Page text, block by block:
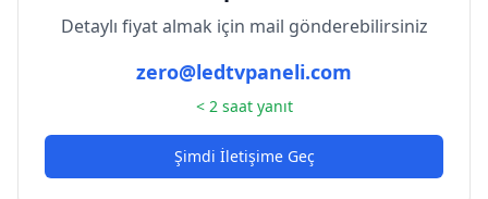
Detaylı fiyat almak için mail gönderebilirsiniz
zero@ledtvpaneli.com
< 2 saat yanıt
Şimdi İletişime Geç